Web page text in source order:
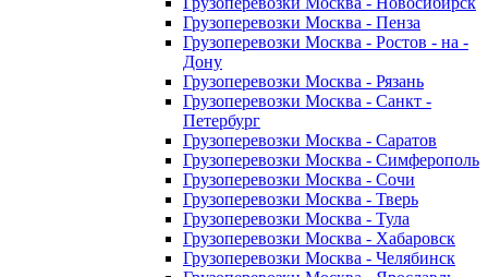
Грузоперевозки Москва - Пенза
Грузоперевозки Москва - Ростов - на -
Дону
Грузоперевозки Москва - Рязань
Грузоперевозки Москва - Санкт -
Петербург
Грузоперевозки Москва - Саратов
Грузоперевозки Москва - Симферополь
Грузоперевозки Москва - Сочи
Грузоперевозки Москва - Тверь
Грузоперевозки Москва - Тула
Грузоперевозки Москва - Хабаровск
Грузоперевозки Москва - Челябинск